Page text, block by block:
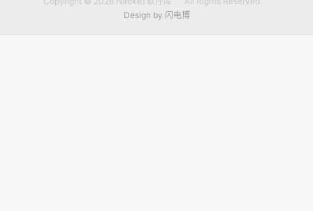
Design by 闪电博